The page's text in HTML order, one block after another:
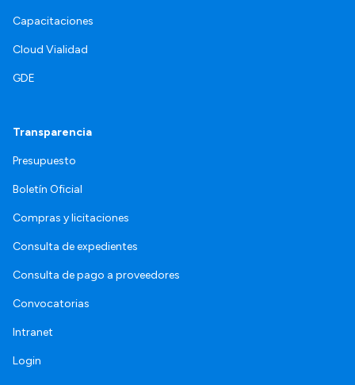
Capacitaciones
Cloud Vialidad
GDE
Transparencia
Presupuesto
Boletín Oficial
Compras y licitaciones
Consulta de expedientes
Consulta de pago a proveedores
Convocatorias
Intranet
Login